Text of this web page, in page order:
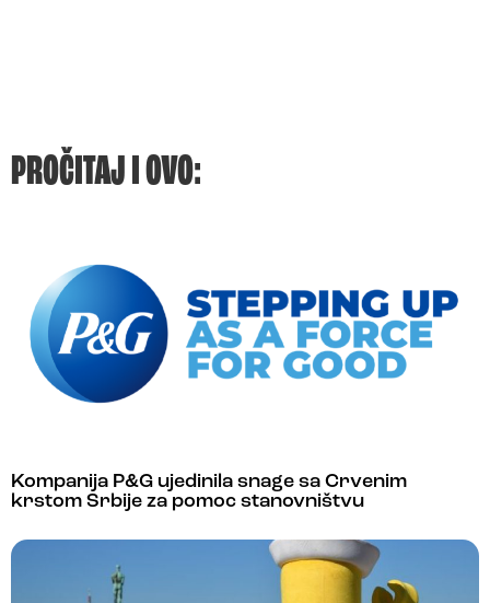
PROČITAJ I OVO:
Kompanija P&G ujedinila snage sa Crvenim
krstom Srbije za pomoc stanovništvu